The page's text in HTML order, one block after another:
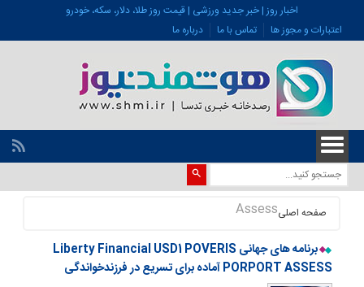
اخبار روز | خبر جدید ورزشی | قیمت روز طلا، دلار، سکه، خودرو
اعتبارات و مجوز ها
تماس با ما درباره ما
صفحه اصلیAssess
برنامه های جهانی Liberty Financial USD1 POVERIS
PORPORT ASSESS آماده برای تسریع در فرزندخواندگی